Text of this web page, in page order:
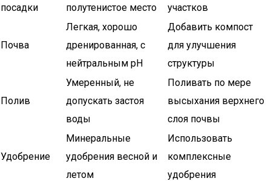
посадки
полутенистое место
участков
Почва
Легкая, хорошо
дренированная, с
нейтральным pH
Добавить компост
для улучшения
структуры
Полив
Умеренный, не
допускать застоя
воды
Поливать по мере
высыхания верхнего
слоя почвы
Удобрение
Минеральные
удобрения весной и
летом
Использовать
комплексные
удобрения